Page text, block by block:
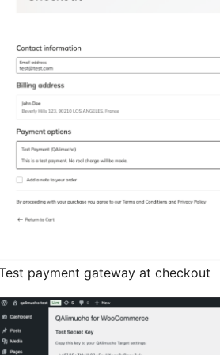
payment gateway at checkout